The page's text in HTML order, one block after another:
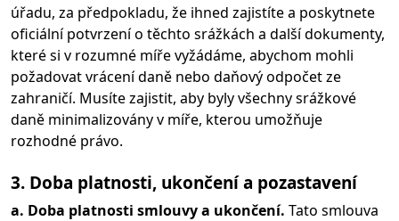
úřadu, za předpokladu, že ihned zajistíte a poskytnete
oficiální potvrzení o těchto srážkách a další dokumenty,
které si v rozumné míře vyžádáme, abychom mohli
požadovat vrácení daně nebo daňový odpočet ze
zahraničí. Musíte zajistit, aby byly všechny srážkové
daně minimalizovány v míře, kterou umožňuje
rozhodné právo.
3. Doba platnosti, ukončení a pozastavení
a. Doba platnosti smlouvy a ukončení. Tato smlouva